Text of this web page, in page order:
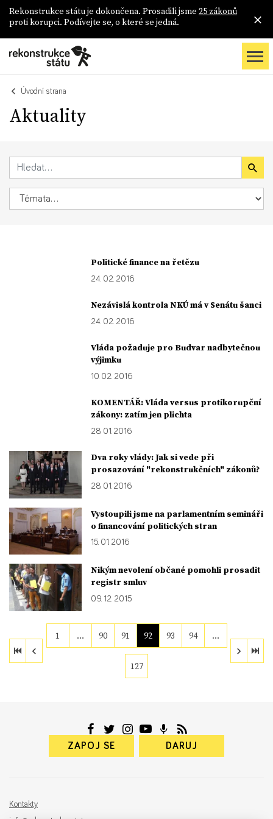
Rekonstrukce státu je dokončena. Prosadili jsme 25 zákonů
proti korupci. Podívejte se, o které se jedná.
Úvodní strana
Aktuality
Politické finance na řetězu
24. 02. 2016
Nezávislá kontrola NKÚ má v Senátu šanci
24. 02. 2016
Vláda požaduje pro Budvar nadbytečnou
výjimku
10. 02. 2016
KOMENTÁŘ: Vláda versus protikorupční
zákony: zatím jen plichta
28. 01. 2016
Dva roky vlády: Jak si vede při
prosazování "rekonstrukčních" zákonů?
28. 01. 2016
Vystoupili jsme na parlamentním semináři
o financování politických stran
15. 01. 2016
Nikým nevolení občané pomohli prosadit
registr smluv
09. 12. 2015
1 … 90 91 92 93 94 …
127
ZAPOJ SE DARUJ
Kontakty